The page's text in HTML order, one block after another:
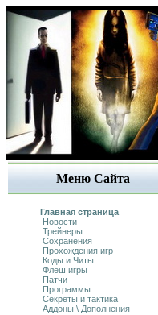
Меню Сайта
Главная страница
Новости
Трейнеры
Сохранения
Прохождения игр
Коды и Читы
Флеш игры
Патчи
Программы
Секреты и тактика
Аддоны \ Дополнения